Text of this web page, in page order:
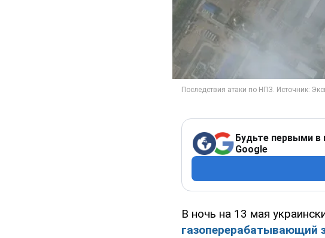
Будьте первыми в
Google
В ночь на 13 мая
газоперерабатывающий